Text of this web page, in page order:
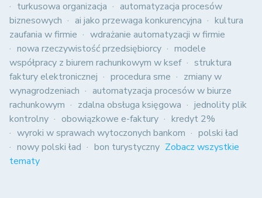
turkusowa organizacja
automatyzacja procesów
biznesowych
ai jako przewaga konkurencyjna
kultura
zaufania w firmie
wdrażanie automatyzacji w firmie
nowa rzeczywistość przedsiębiorcy
modele
współpracy z biurem rachunkowym w ksef
struktura
faktury elektronicznej
procedura sme
zmiany w
wynagrodzeniach
automatyzacja procesów w biurze
rachunkowym
zdalna obsługa księgowa
jednolity plik
kontrolny
obowiązkowe e-faktury
kredyt 2%
wyroki w sprawach wytoczonych bankom
polski ład
nowy polski ład
bon turystyczny Zobacz wszystkie
tematy